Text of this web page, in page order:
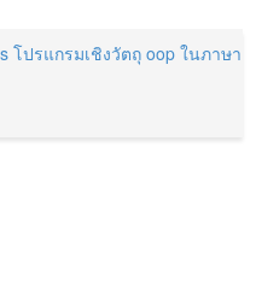
โปรแกรมเชิงวัตถุ oop ในภาษา